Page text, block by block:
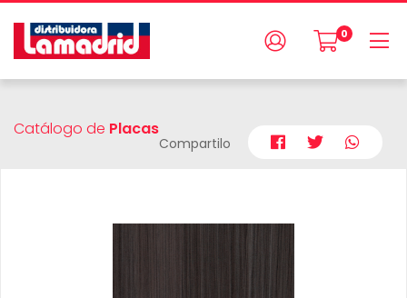
0
Catálogo de Placas
Compartilo